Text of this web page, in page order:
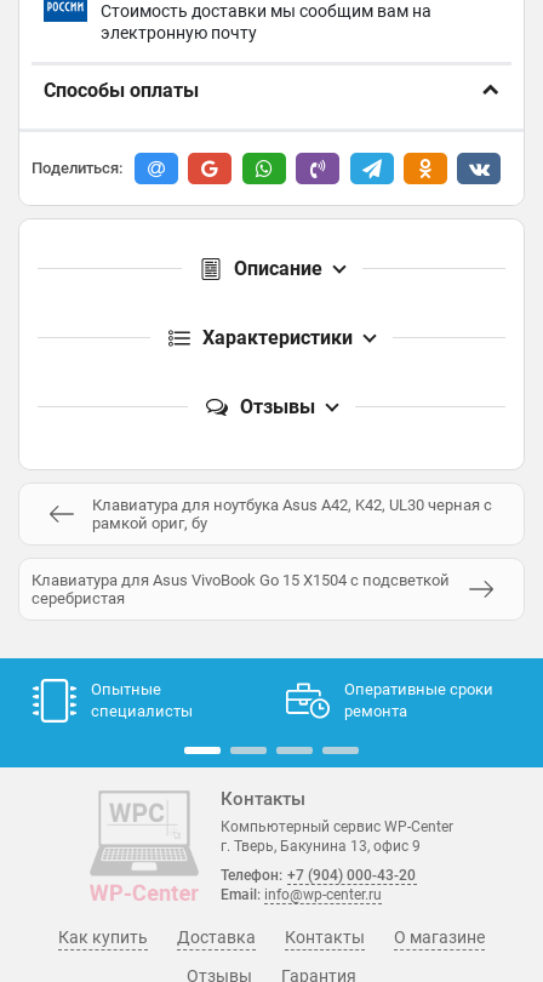
Стоимость доставки мы сообщим вам на
электронную почту
Способы оплаты
Поделиться:
Описание
Характеристики
Отзывы
Клавиатура для ноутбука Asus A42, K42, UL30 черная с
рамкой ориг, бу
Клавиатура для Asus VivoBook Go 15 X1504 с подсветкой
серебристая
Опытные
специалисты
Оперативные сроки
ремонта
Контакты
Компьютерный сервис WP-Center
г. Тверь, Бакунина 13, офис 9
Телефон: +7 (904) 000-43-20
Email: info@wp-center.ru
О магазине
Гарантия
Отзывы
Как купить Доставка Контакты